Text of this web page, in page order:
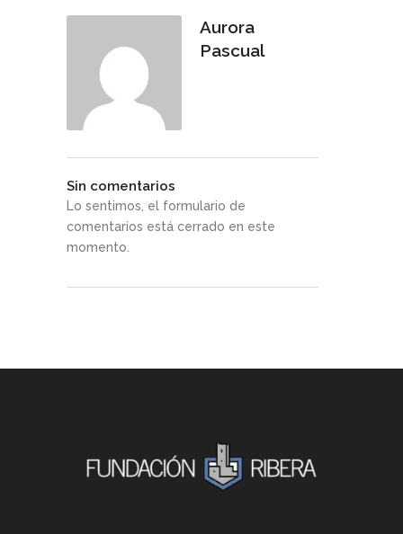
Aurora
Pascual
Sin comentarios
Lo sentimos, el formulario de
comentarios está cerrado en este
momento.